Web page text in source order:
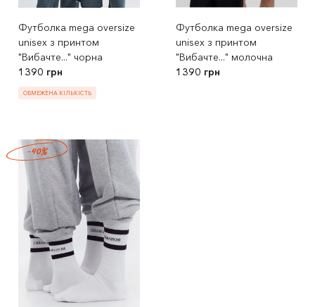
Футболка mega oversize
unisex з принтом
"Вибачте..." чорна
1390 грн
ОБМЕЖЕНА КІЛЬКІСТЬ
Футболка mega oversize
unisex з принтом
"Вибачте..." молочна
1390 грн
-40%